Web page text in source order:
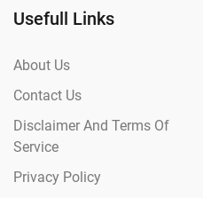
Usefull Links
About Us
Contact Us
Disclaimer And Terms Of
Service
Privacy Policy